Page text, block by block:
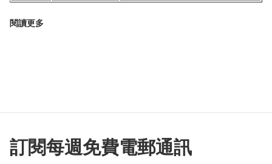
閱讀更多
訂閱每週免費電郵通訊